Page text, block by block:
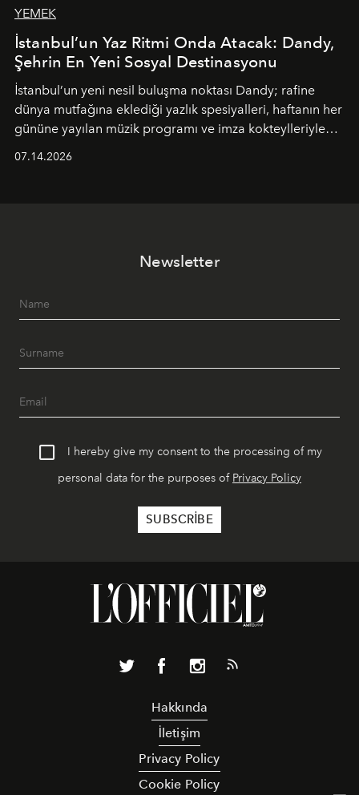
YEMEK
İstanbul’un Yaz Ritmi Onda Atacak: Dandy,
Şehrin En Yeni Sosyal Destinasyonu
İstanbul’un yeni nesil buluşma noktası Dandy; rafine
dünya mutfağına eklediği yazlık spesiyalleri, haftanın her
gününe yayılan müzik programı ve imza kokteylleriyle
07.14.2026
Newsletter
I hereby give my consent to the processing of my
personal data for the purposes of Privacy Policy
Hakkında
İletişim
Privacy Policy
Cookie Policy